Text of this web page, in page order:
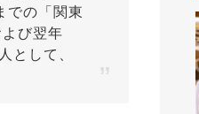
での「関東
び翌年
として、